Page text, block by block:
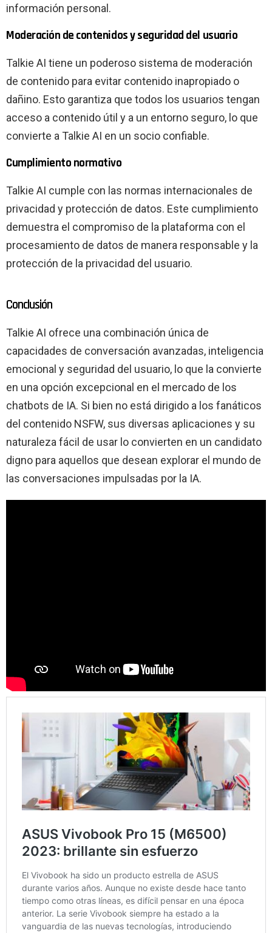
información personal.
Moderación de contenidos y seguridad del usuario
Talkie AI tiene un poderoso sistema de moderación
de contenido para evitar contenido inapropiado o
dañino. Esto garantiza que todos los usuarios tengan
acceso a contenido útil y a un entorno seguro, lo que
convierte a Talkie AI en un socio confiable.
Cumplimiento normativo
Talkie AI cumple con las normas internacionales de
privacidad y protección de datos. Este cumplimiento
demuestra el compromiso de la plataforma con el
procesamiento de datos de manera responsable y la
protección de la privacidad del usuario.
Conclusión
Talkie AI ofrece una combinación única de
capacidades de conversación avanzadas, inteligencia
emocional y seguridad del usuario, lo que la convierte
en una opción excepcional en el mercado de los
chatbots de IA. Si bien no está dirigido a los fanáticos
del contenido NSFW, sus diversas aplicaciones y su
naturaleza fácil de usar lo convierten en un candidato
digno para aquellos que desean explorar el mundo de
las conversaciones impulsadas por la IA.